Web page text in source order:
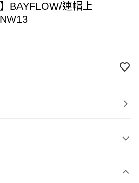
BAYFLOW/連帽上